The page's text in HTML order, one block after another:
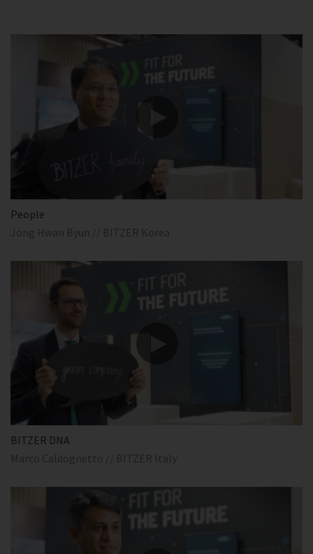
People
Jong Hwan Byun // BITZER Korea
BITZER DNA
Marco Caldognetto // BITZER Italy